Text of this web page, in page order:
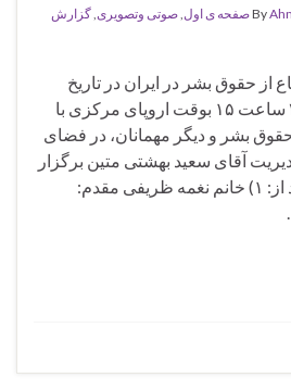
Byصفحه ی اول صوتی وتصویری گزارش
حقوق بشر در ایران در تاریخ
یکشنبه ۲۲ مارس ۲۰۲۶ ساعت ۱۵ بوقت اروپای مرکزی با
بشر و دیگر مهمانان، در فضای
آقای سعید بهشتی متین برگزار
گردید. سخنرانان عبارتند از: ۱) خانم نغمه ظریفی مقدم: